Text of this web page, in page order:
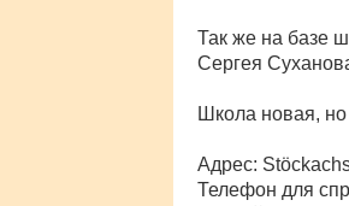
Так же на базе
Сергея
Школа новая,
Адрес:
Телефон для